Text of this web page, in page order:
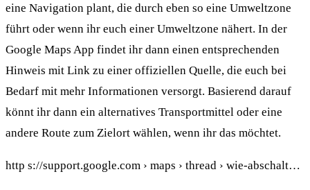
eine Navigation plant, die durch eben so eine Umweltzone
führt oder wenn ihr euch einer Umweltzone nähert. In der
Google Maps App findet ihr dann einen entsprechenden
Hinweis mit Link zu einer offiziellen Quelle, die euch bei
Bedarf mit mehr Informationen versorgt. Basierend darauf
könnt ihr dann ein alternatives Transportmittel oder eine
andere Route zum Zielort wählen, wenn ihr das möchtet.
http s://support.google.com › maps › thread › wie-abschalt…